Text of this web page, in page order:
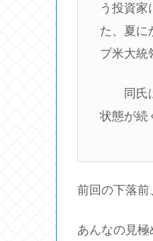
う投資
た、夏に
プ米大統
同氏は
状態が続
前回の下落
あんなの見